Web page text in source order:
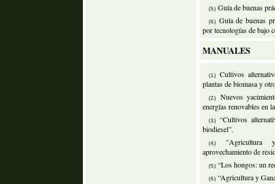
(5.) Guía de buenas
(6.) Guía de buenas
por tecnologías de bajo
MANUALES
(1.)
Cultivos
plantas de biomasa y
(2.)
Nuevos
energías renovables en
(3.)
“Cultivos
biodiesel”.
(4.)
"Agricultura
aprovechamiento de
(5.) “Los hongos: un
(6.) “Agricultura y